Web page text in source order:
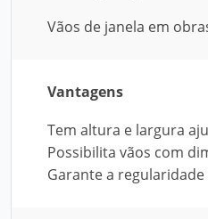
Vãos de janela em
Vantagens
Tem altura e largura
Possibilita vãos com
Garante a